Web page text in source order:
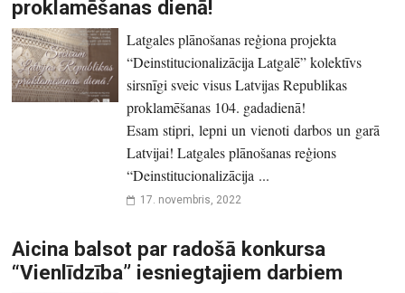
proklamēšanas dienā!
Latgales plānošanas reģiona projekta
“Deinstitucionalizācija Latgalē” kolektīvs
sirsnīgi sveic visus Latvijas Republikas
proklamēšanas 104. gadadienā!
Esam stipri, lepni un vienoti darbos un garā
Latvijai! Latgales plānošanas reģions
“Deinstitucionalizācija ...
17. novembris, 2022
Aicina balsot par radošā konkursa
“Vienlīdzība” iesniegtajiem darbiem